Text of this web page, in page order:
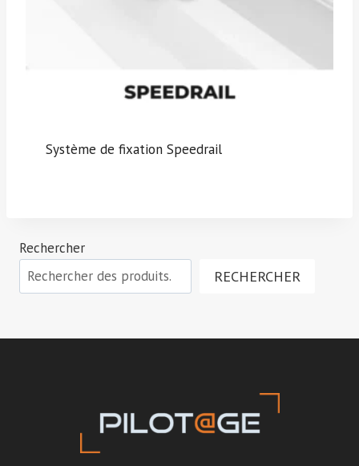
Système de fixation Speedrail
Rechercher
RECHERCHER